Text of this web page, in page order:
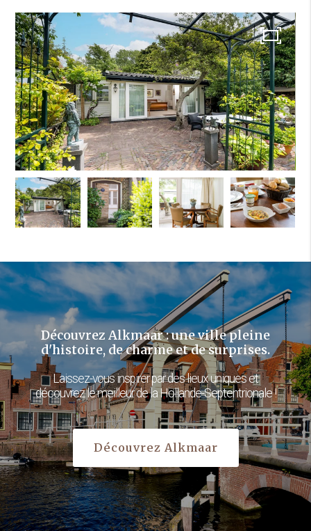
Découvrez Alkmaar : une ville pleine
d'histoire, de charme et de surprises.
Laissez-vous inspirer par des lieux uniques et
découvrez le meilleur de la Hollande-Septentrionale !
Découvrez Alkmaar